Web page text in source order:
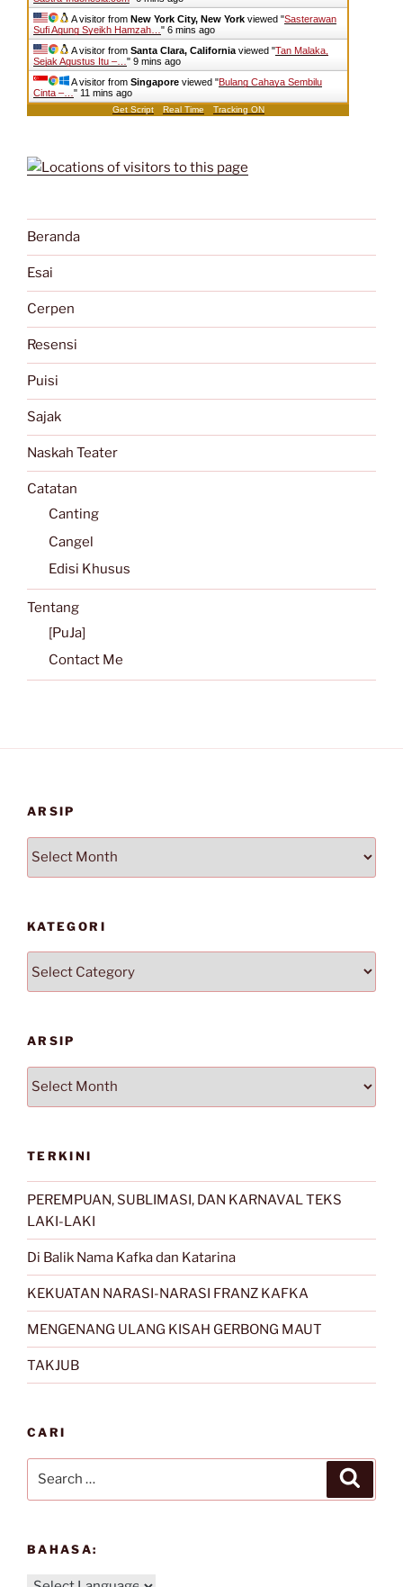
A visitor from New York City, New York viewed "Sasterawan
Sufi Agung Syeikh Hamzah… " 6 mins ago
A visitor from Santa Clara, California viewed "Tan Malaka,
Sejak Agustus Itu –… " 9 mins ago
A visitor from Singapore viewed "Bulang Cahaya Sembilu
Cinta –… " 11 mins ago
Get Script Real Time Tracking ON
Beranda
Esai
Cerpen
Resensi
Puisi
Sajak
Naskah Teater
Catatan
Canting
Cangel
Edisi Khusus
Tentang
[PuJa]
Contact Me
ARSIP
Arsip
KATEGORI
ARSIP
Arsip
TERKINI
PEREMPUAN, SUBLIMASI, DAN KARNAVAL TEKS
LAKI-LAKI
Di Balik Nama Kafka dan Katarina
KEKUATAN NARASI-NARASI FRANZ KAFKA
MENGENANG ULANG KISAH GERBONG MAUT
TAKJUB
CARI
BAHASA: